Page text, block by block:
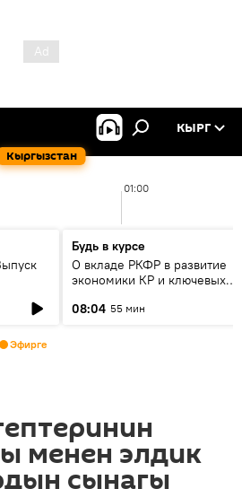
Кыргызстан
КЫРГ
01:00
Будь в курсе
О вкладе РКФР в развитие
экономики КР и ключевых
08:04 55 мин
Эфирге
менен элдик
сынагы